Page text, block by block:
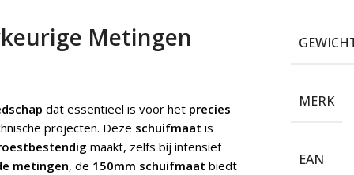
Metingen
dat essentieel is voor het precies
projecten. Deze schuifmaat is
maakt, zelfs bij intensief
metingen, de 150mm schuifmaat biedt
MERK
EAN